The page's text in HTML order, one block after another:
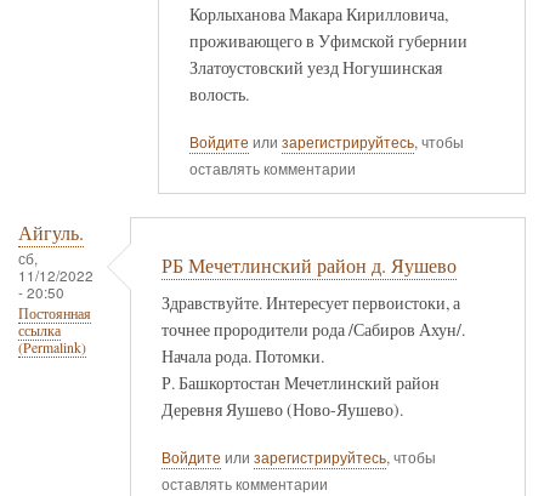
Корлыханова Макара Кирилловича,
проживающего в Уфимской губернии
Златоустовский уезд Ногушинская
волость.
Войдите или зарегистрируйтесь, чтобы
оставлять комментарии
Айгуль.
сб,
11/12/2022
- 20:50
Постоянная
ссылка
(Permalink)
РБ Мечетлинский район д. Яушево
Здравствуйте. Интересует первоистоки, а
точнее прородители рода /Сабиров Ахун/.
Начала рода. Потомки.
Р. Башкортостан Мечетлинский район
Деревня Яушево (Ново-Яушево).
Войдите или зарегистрируйтесь, чтобы
оставлять комментарии